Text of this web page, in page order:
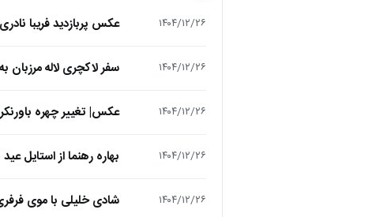
۱۴۰۴/۱۲/۲۶ عکس پربازدید فریبا
۱۴۰۴/۱۲/۲۶ سفر لاکچری لاله مرزبان
۱۴۰۴/۱۲/۲۶ عکس| تغییر چهره
۱۴۰۴/۱۲/۲۶ بهاره رهنما از استایل عید 1405 رونمایی کرد؛ تیپی که انتظارش رو نداشتید
۱۴۰۴/۱۲/۲۶ شادی خلیلی با موی